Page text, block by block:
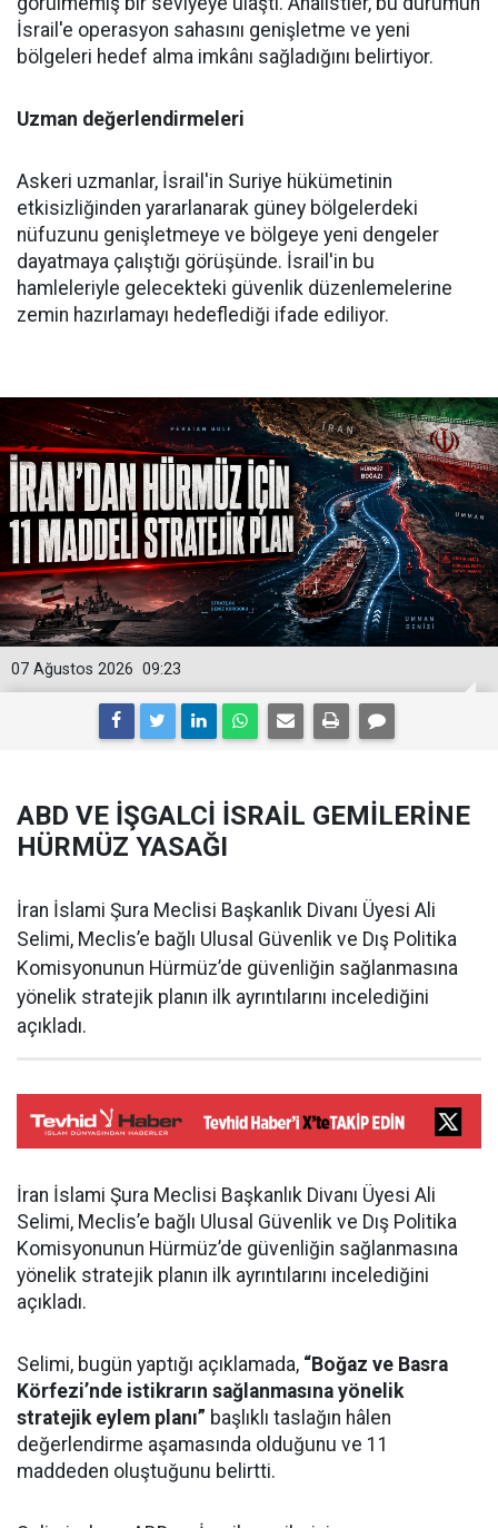
İsrail'e operasyon sahasını genişletme ve yeni
bölgeleri hedef alma imkânı sağladığını belirtiyor.
Uzman değerlendirmeleri
Askeri uzmanlar, İsrail'in Suriye hükümetinin
etkisizliğinden yararlanarak güney bölgelerdeki
nüfuzunu genişletmeye ve bölgeye yeni dengeler
dayatmaya çalıştığı görüşünde. İsrail'in bu
hamleleriyle gelecekteki güvenlik düzenlemelerine
zemin hazırlamayı hedeflediği ifade ediliyor.
09:23
07 Ağustos 2026
ABD VE İŞGALCİ İSRAİL GEMİLERİNE
HÜRMÜZ YASAĞI
İran İslami Şura Meclisi Başkanlık Divanı Üyesi Ali
Selimi, Meclis’e bağlı Ulusal Güvenlik ve Dış Politika
Komisyonunun Hürmüz’de güvenliğin sağlanmasına
yönelik stratejik planın ilk ayrıntılarını incelediğini
açıkladı.
İran İslami Şura Meclisi Başkanlık Divanı Üyesi Ali
Selimi, Meclis’e bağlı Ulusal Güvenlik ve Dış Politika
Komisyonunun Hürmüz’de güvenliğin sağlanmasına
yönelik stratejik planın ilk ayrıntılarını incelediğini
açıkladı.
Selimi, bugün yaptığı açıklamada, “Boğaz ve Basra
Körfezi’nde istikrarın sağlanmasına yönelik
stratejik eylem planı” başlıklı taslağın hâlen
değerlendirme aşamasında olduğunu ve 11
maddeden oluştuğunu belirtti.